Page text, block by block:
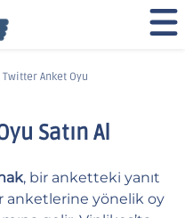
Twitter Anket Oyu
Satın Al
, bir anketteki yanıt
anketlerine yönelik oy